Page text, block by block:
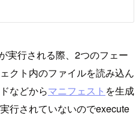
実行される際、2つのフェー
クト内のファイルを読み込ん
などからマニフェスト を生成
行されていないのでexecute